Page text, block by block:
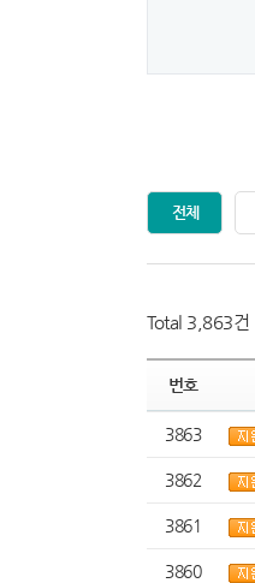
전체
Total 3,863건
번호
3863
3862
3861
3860